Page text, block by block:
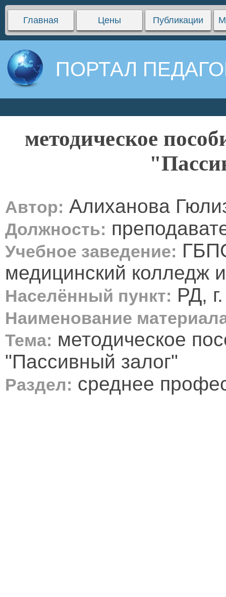
Главная Цены Публикации
ПОРТАЛ
методическое
Автор: Алиханова
Должность:
Учебное заведение:
медицинский колледж
Населённый пункт: РД,
Наименование
Тема: методическое
"Пассивный залог"
Раздел: среднее